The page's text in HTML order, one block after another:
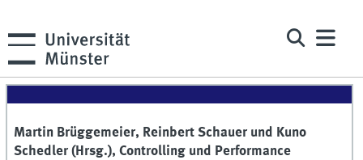
Martin Brüggemeier, Reinbert Schauer und Kuno
Schedler (Hrsg.), Controlling und Performance